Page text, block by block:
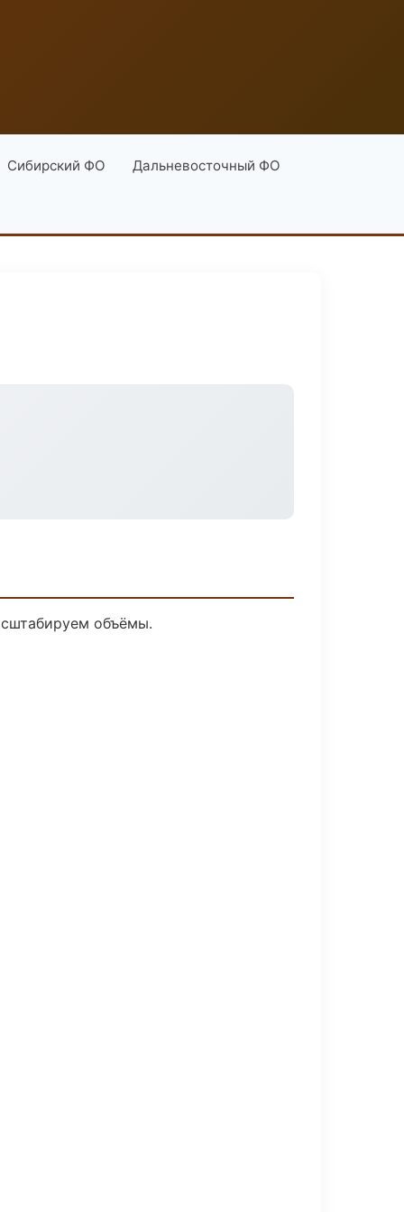
Сибирский ФО Дальневосточный ФО
объёмы.